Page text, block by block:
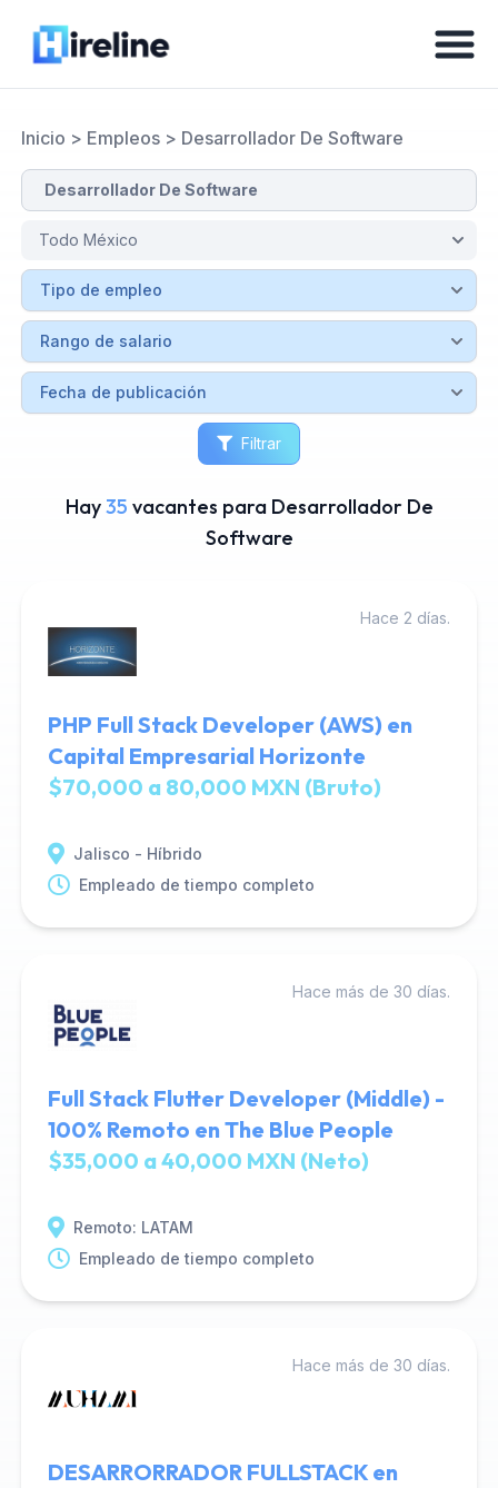
Inicio > Empleos> Desarrollador De Software
Filtrar
Hay35 vacantes para Desarrollador De
Software
Hace 2 días.
PHP Full Stack Developer (AWS) en
Capital Empresarial Horizonte
$70,000 a 80,000 MXN (Bruto)
Jalisco - Híbrido
Empleado de tiempo completo
Hace más de 30 días.
Full Stack Flutter Developer (Middle) -
100% Remoto en The Blue People
$35,000 a 40,000 MXN (Neto)
Remoto: LATAM
Empleado de tiempo completo
Hace más de 30 días.
DESARRORRADOR FULLSTACK en